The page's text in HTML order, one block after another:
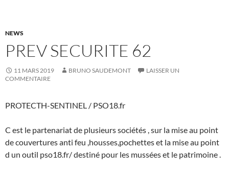
NEWS
PREV SECURITE 62
11 MARS 2019 BRUNO SAUDEMONT
LAISSER UN
COMMENTAIRE
PROTECTH-SENTINEL / PSO18.fr
C est le partenariat de plusieurs sociétés , sur la mise au point
de couvertures anti feu ,housses,pochettes et la mise au point
d un outil pso18.fr/ destiné pour les mussées et le patrimoine .